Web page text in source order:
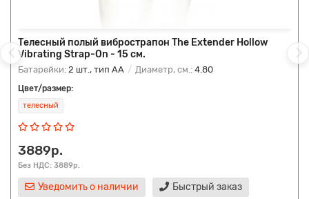
Телесный полый вибрострапон The Extender Hollow
Vibrating Strap-On - 15 см.
Батарейки: 2 шт., тип AA Диаметр, см.: 4.80
Цвет/размер:
телесный
3889р.
Без НДС: 3889р.
Уведомить о наличии Быстрый заказ